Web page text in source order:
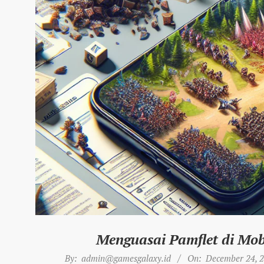
Menguasai Pamflet di
By: admin@gamesgalaxy.id On: December 24,